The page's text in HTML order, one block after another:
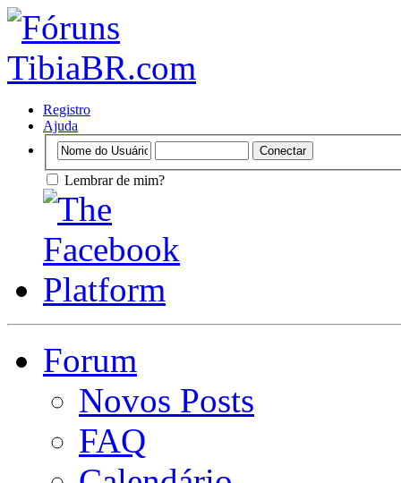
Registro
Ajuda
Lembrar de mim?
Forum
Novos Posts
FAQ